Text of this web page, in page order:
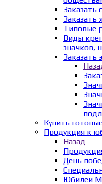
Заказать
Заказать
Типовые
Виды
значков,
Заказать
Купить
Продукция к
Назад
День
Юбилеи